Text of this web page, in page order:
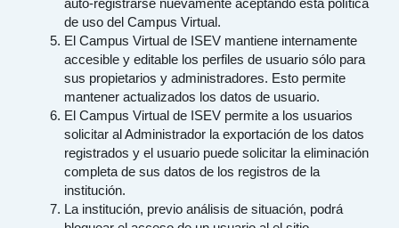
auto-registrarse nuevamente aceptando esta política
de uso del Campus Virtual.
El Campus Virtual de ISEV mantiene internamente
accesible y editable los perfiles de usuario sólo para
sus propietarios y administradores. Esto permite
mantener actualizados los datos de usuario.
El Campus Virtual de ISEV permite a los usuarios
solicitar al Administrador la exportación de los datos
registrados y el usuario puede solicitar la eliminación
completa de sus datos de los registros de la
institución.
La institución, previo análisis de situación, podrá